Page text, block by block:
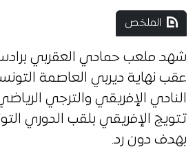
الملخص
شهد ملعب حمادي العقربي
عقب نهاية ديربي العاصمة
النادي الإفريقي والترجي
تتويج الإفريقي بلقب الدوري
بهدف دون رد.